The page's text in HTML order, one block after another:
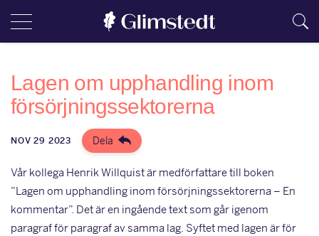
Lagen om upphandling inom
försörjningssektorerna
NOV 29 2023 Dela
Vår kollega Henrik Willquist är medförfattare till boken
”Lagen om upphandling inom försörjningssektorerna – En
kommentar”. Det är en ingående text som går igenom
paragraf för paragraf av samma lag. Syftet med lagen är för